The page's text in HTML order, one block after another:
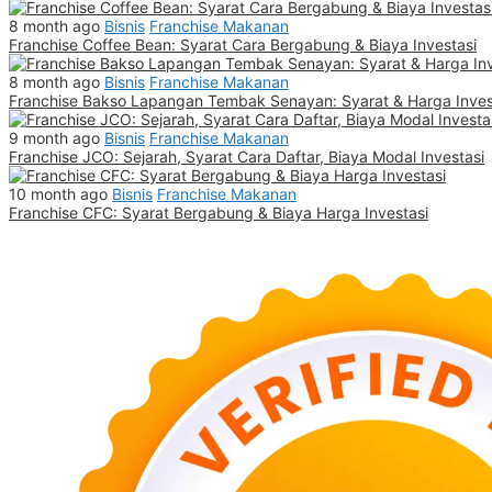
8 month ago Bisnis Franchise Makanan
Franchise Coffee Bean: Syarat Cara Bergabung & Biaya Investasi
8 month ago Bisnis Franchise Makanan
Franchise Bakso Lapangan Tembak Senayan: Syarat & Harga
9 month ago Bisnis Franchise Makanan
Franchise JCO: Sejarah, Syarat Cara Daftar, Biaya Modal Investasi
10 month ago Bisnis Franchise Makanan
Franchise CFC: Syarat Bergabung & Biaya Harga Investasi